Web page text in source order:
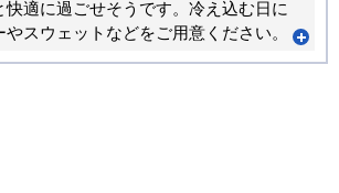
適に過ごせそうです。冷え込む日に
スウェットなどをご用意ください。